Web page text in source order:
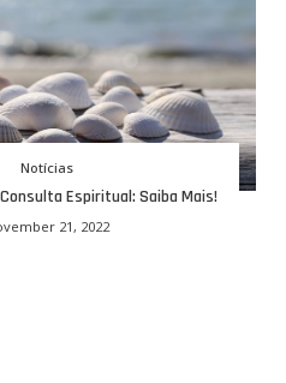
Notícias
Espiritual: Saiba Mais!
21, 2022